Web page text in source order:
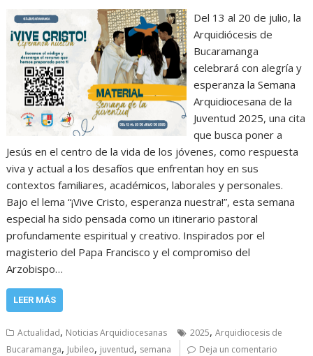
Del 13 al 20 de julio, la
Arquidiócesis de
Bucaramanga
celebrará con alegría y
esperanza la Semana
Arquidiocesana de la
Juventud 2025, una cita
que busca poner a
Jesús en el centro de la vida de los jóvenes, como respuesta
viva y actual a los desafíos que enfrentan hoy en sus
contextos familiares, académicos, laborales y personales.
Bajo el lema “¡Vive Cristo, esperanza nuestra!”, esta semana
especial ha sido pensada como un itinerario pastoral
profundamente espiritual y creativo. Inspirados por el
magisterio del Papa Francisco y el compromiso del
Arzobispo…
LEER MÁS
Actualidad, Noticias Arquidiocesanas 2025,Arquidiocesis de
Bucaramanga, Jubileo, juventud, semana Deja un comentario